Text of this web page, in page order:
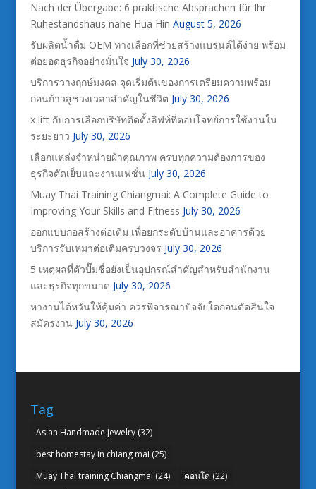
Nach der Übergabe: 6 praktische Absprachen für Ihr
Ruhestandshaus nahe Hua Hin August 5, 2026
รับผลิตน้ำดื่ม OEM ทางเลือกที่ช่วยสร้างแบรนด์ได้ง่าย พร้อม
ต่อยอดธุรกิจอย่างมั่นใจ July 30, 2026
บริการวางฤกษ์มงคล จุดเริ่มต้นของการเตรียมความพร้อม
ก่อนก้าวสู่ช่วงเวลาสำคัญในชีวิต July 30, 2026
x lift กับการเลือกบริษัทติดตั้งลิฟท์ที่ตอบโจทย์การใช้งานใน
ระยะยาว July 30, 2026
เลือกแหล่งจำหน่ายผ้าคุณภาพ ครบทุกความต้องการของ
ธุรกิจตัดเย็บและงานแฟชั่น July 30, 2026
Muay Thai Training Chiangmai: A Complete Guide to
Improving Your Skills and Fitness July 30, 2026
ออกแบบก่อสร้างต่อเติม เพื่อยกระดับบ้านและอาคารด้วย
บริการรับเหมาต่อเติมครบวงจร July 30, 2026
5 เหตุผลที่ตัวปั๊มชื่อยังเป็นอุปกรณ์สำคัญสำหรับสำนักงาน
และธุรกิจทุกขนาด July 30, 2026
หางานไต้หวันให้คุ้มค่า ควรพิจารณาปัจจัยใดก่อนตัดสินใจ
สมัครงาน July 30, 2026
Tag
Asian Handmade Jewelry(32)
best homestay in chiang mai (25)
Muay Thai training Chiangmai (24) คอนโด (22)